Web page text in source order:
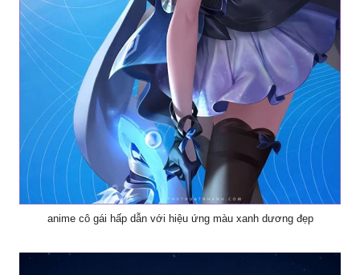
anime cô gái hấp dẫn với hiệu ứng màu xanh dương đẹp